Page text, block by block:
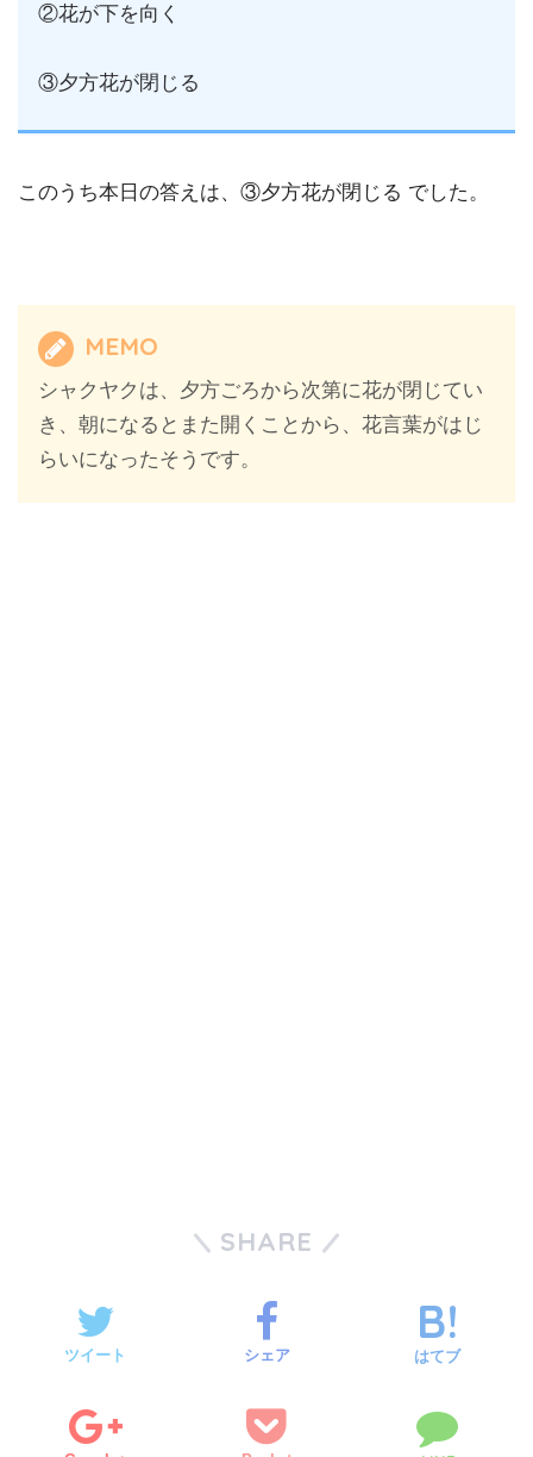
②花が下を向く
③夕方花が閉じる
このうち本日の答えは、③夕方花が閉じる でした。
MEMO
シャクヤクは、夕方ごろから次第に花が閉じてい
き、朝になるとまた開くことから、花言葉がはじ
らいになったそうです。
SHARE
ツイート シェア はてブ